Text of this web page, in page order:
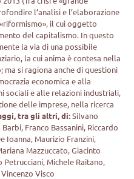
l’analisi e l’elaborazione
il cui oggetto
del capitalismo. In questo
la via di una possibile
la cui anima è contesa nella
si ragiona anche di questioni
economica e alla
sociali e alle relazioni industriali,
delle imprese, nella ricerca
tra gli altri, di:Silvano
Franco Bassanini, Riccardo
Ioanna, Maurizio Franzini,
Mazzuccato, Giacinto
Michele Raitano,
Visco